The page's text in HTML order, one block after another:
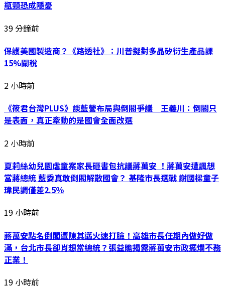
瓶頸恐成隱憂
39 分鐘前
保護美國製造商？《路透社》：川普擬對多晶矽衍生產品課
15%關稅
2 小時前
《筱君台灣PLUS》談藍營布局與倒閣爭議 王義川：倒閣只
是表面，真正牽動的是國會全面改選
2 小時前
夏莉絲幼兒園虐童案家長砸書包抗議蔣萬安 ！蔣萬安遭諷想
當蔣總統 藍委真敢倒閣解散國會？ 基隆市長選戰 謝國樑童子
瑋民調僅差2.5％
19 小時前
蔣萬安點名倒閣遭陳其邁火速打臉！高雄市長任期內做好做
滿，台北市長卻肖想當總統？張益贍揭露蔣萬安市政擺爛不務
正業！
19 小時前